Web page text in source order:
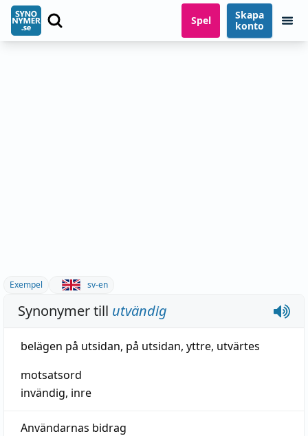
Spel
Skapa
konto
Exempel sv-en
Synonymer till utvändig
belägen på utsidan, på utsidan, yttre, utvärtes
motsatsord
invändig, inre
Användarnas bidrag